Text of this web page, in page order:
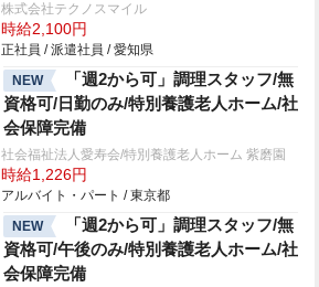
株式会社テクノスマイル
時給2,100円
正社員 / 派遣社員 / 愛知県
NEW
「週2から可」調理スタッフ/無
資格可/日勤のみ/特別養護老人ホーム/社
会保障完備
社会福祉法人愛寿会/特別養護老人ホーム 紫磨園
時給1,226円
アルバイト・パート / 東京都
NEW
「週2から可」調理スタッフ/無
資格可/午後のみ/特別養護老人ホーム/社
会保障完備